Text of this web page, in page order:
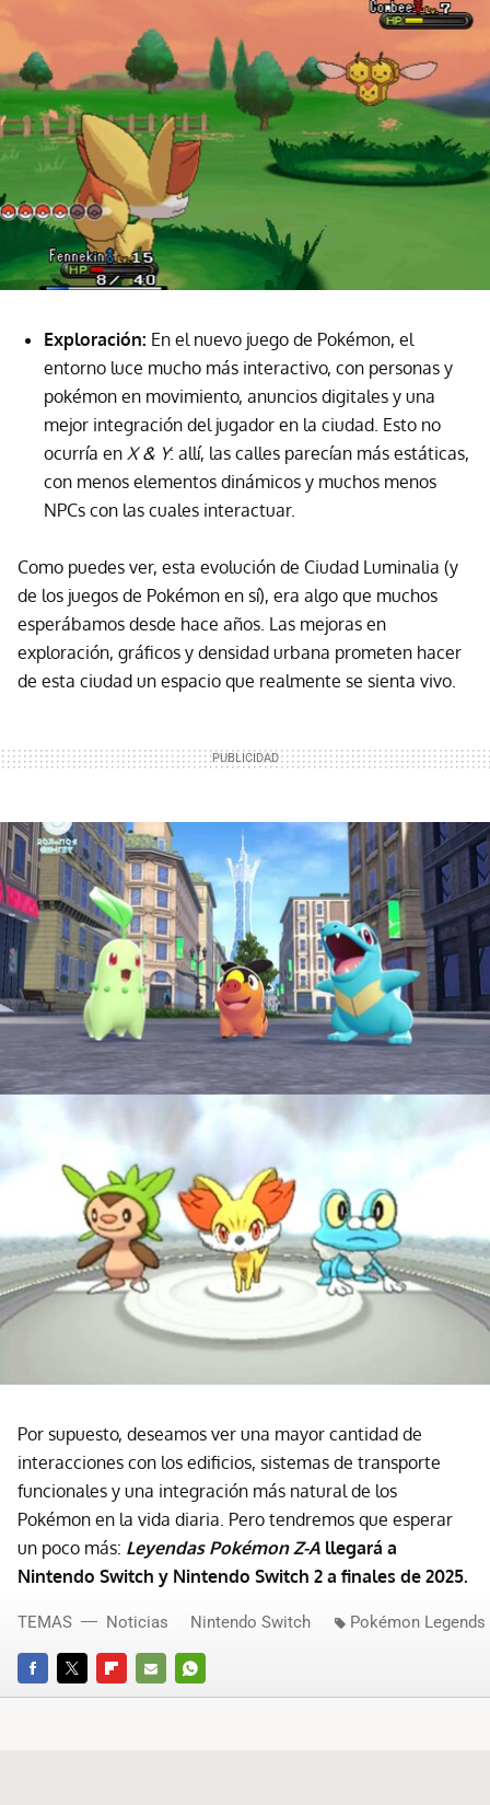
Exploración: En el nuevo juego de Pokémon, el
entorno luce mucho más interactivo, con personas y
pokémon en movimiento, anuncios digitales y una
mejor integración del jugador en la ciudad. Esto no
ocurría en X & Y: allí, las calles parecían más estáticas,
con menos elementos dinámicos y muchos menos
NPCs con las cuales interactuar.
Como puedes ver, esta evolución de Ciudad Luminalia (y
de los juegos de Pokémon en sí), era algo que muchos
esperábamos desde hace años. Las mejoras en
exploración, gráficos y densidad urbana prometen hacer
de esta ciudad un espacio que realmente se sienta vivo.
Por supuesto, deseamos ver una mayor cantidad de
interacciones con los edificios, sistemas de transporte
funcionales y una integración más natural de los
Pokémon en la vida diaria. Pero tendremos que esperar
un poco más: Leyendas Pokémon Z-A llegará a
Nintendo Switch y Nintendo Switch 2 a finales de 2025.
FACEBOOKTWITTERFLIPBOARD
E-
WHATSAPP
TEMAS Noticias Nintendo Switch Pokémon Legends